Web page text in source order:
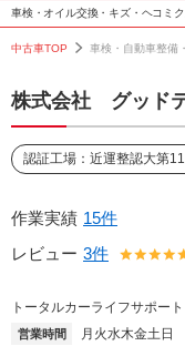
車検・オイル交換・キズ・ヘコミ
中古車TOP 車検・自動車整備
株式会社 グッド
認証工場：近運整認大第
作業実績 15件
レビュー 3件
トータルカーライフサポー
営業時間 月火水木金土日